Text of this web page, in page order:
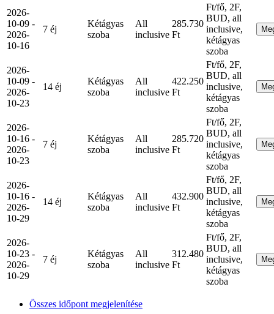
2026-
10-09 -
2026-
10-16
7 éj
Kétágyas
szoba
All
inclusive
285.730
Ft
Ft/fő, 2F,
BUD, all
inclusive,
kétágyas
szoba
2026-
10-09 -
2026-
10-23
14 éj
Kétágyas
szoba
All
inclusive
422.250
Ft
Ft/fő, 2F,
BUD, all
inclusive,
kétágyas
szoba
2026-
10-16 -
2026-
10-23
7 éj
Kétágyas
szoba
All
inclusive
285.720
Ft
Ft/fő, 2F,
BUD, all
inclusive,
kétágyas
szoba
2026-
10-16 -
2026-
10-29
14 éj
Kétágyas
szoba
All
inclusive
432.900
Ft
Ft/fő, 2F,
BUD, all
inclusive,
kétágyas
szoba
2026-
10-23 -
2026-
10-29
7 éj
Kétágyas
szoba
All
inclusive
312.480
Ft
Ft/fő, 2F,
BUD, all
inclusive,
kétágyas
szoba
Összes időpont megjelenítése